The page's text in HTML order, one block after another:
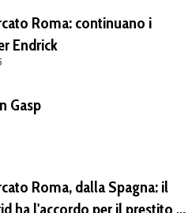
Roma: continuano i
Endrick
Gasp
Roma, dalla Spagna: il
ha l'accordo per il prestito di